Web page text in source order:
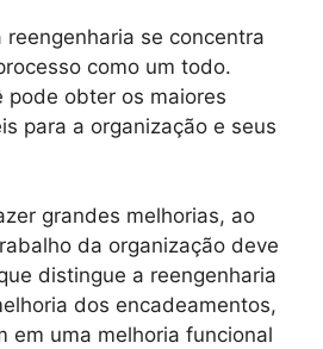
reengenharia se concentra
como um todo.
pode obter os maiores
para a organização e seus
grandes melhorias, ao
da organização deve
distingue a reengenharia
dos encadeamentos,
em uma melhoria funcional